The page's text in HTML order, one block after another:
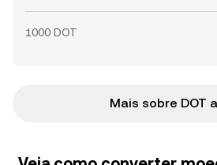
1000 DOT
Mais sobre DOT a